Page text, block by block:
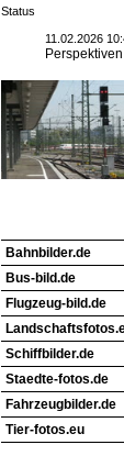
Status
11.02.2026
Bahnbilder.de
Bus-bild.de
Flugzeug-bild.de
Schiffbilder.de
Staedte-fotos.de
Fahrzeugbilder.de
Tier-fotos.eu